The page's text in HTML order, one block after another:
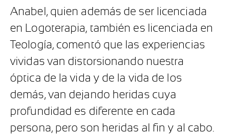
Anabel, quien además de ser licenciada
en Logoterapia, también es licenciada en
Teología, comentó que las experiencias
vividas van distorsionando nuestra
óptica de la vida y de la vida de los
demás, van dejando heridas cuya
profundidad es diferente en cada
persona, pero son heridas al fin y al cabo.